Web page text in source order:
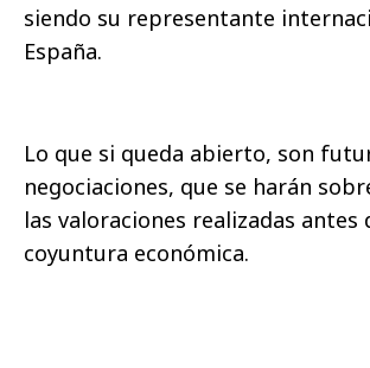
siendo su representante
España.
Lo que si queda abierto, son
negociaciones, que se harán
las valoraciones realizadas antes
coyuntura económica.